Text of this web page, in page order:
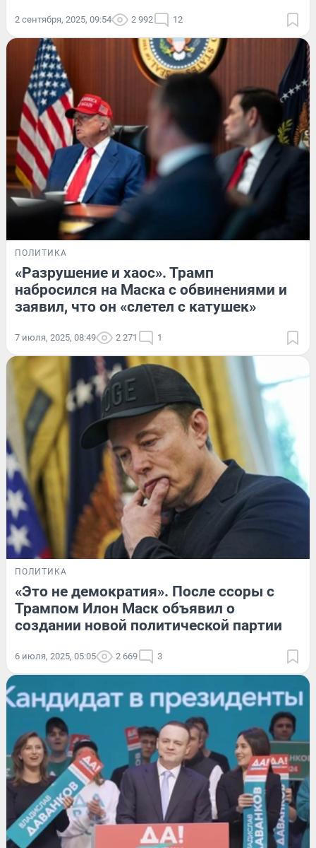
2 сентября, 2025, 09:54 2 992 12
ПОЛИТИКА
«Разрушение и хаос». Трамп
набросился на Маска с обвинениями и
заявил, что он «слетел с катушек»
7 июля, 2025, 08:49 2 271 1
ПОЛИТИКА
«Это не демократия». После ссоры с
Трампом Илон Маск объявил о
создании новой политической партии
6 июля, 2025, 05:05 2 669 3